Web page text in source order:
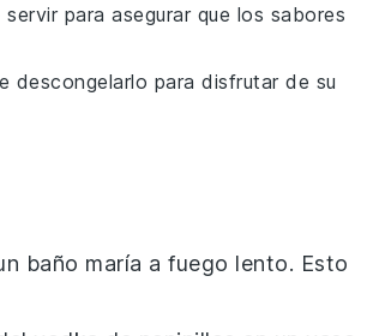
para asegurar que los sabores
descongelarlo para disfrutar de su
baño maría a fuego lento. Esto